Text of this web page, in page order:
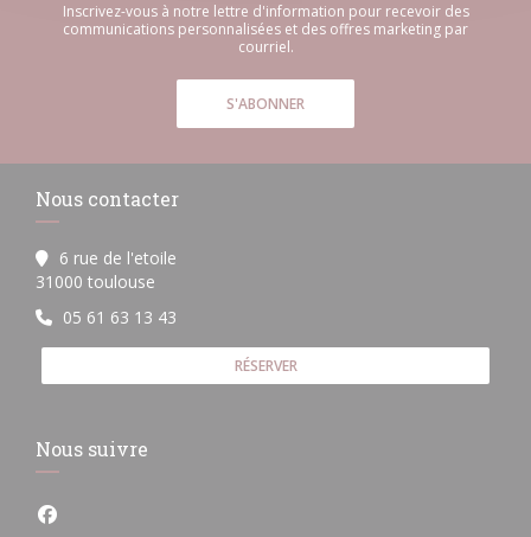
Inscrivez-vous à notre lettre d'information pour recevoir des
communications personnalisées et des offres marketing par
courriel.
S'ABONNER
Nous contacter
6 rue de l'etoile
31000 toulouse
05 61 63 13 43
RÉSERVER
Nous suivre
Facebook ((ouvre une nouvelle fenêtre))